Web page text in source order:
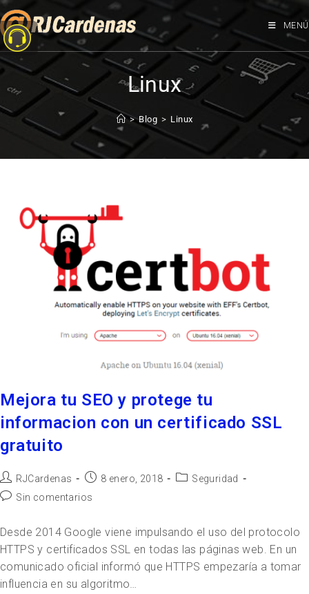
MENÚ
Linux
> Blog > Linux
Mejora tu SEO y protege tu
informacion con un certificado SSL
gratuito
RJCardenas 8 enero, 2018
Seguridad
Sin comentarios
Desde 2014 Google viene impulsando el uso del protocolo
HTTPS y certificados SSL en todas las páginas web. En un
comunicado oficial informó que HTTPS empezaría a tomar
influencia en su algoritmo…